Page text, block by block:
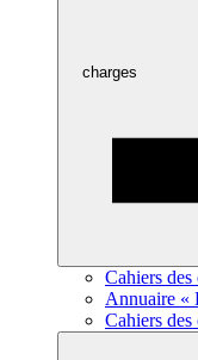
charges
Cahiers
Annuaire «
Cahiers